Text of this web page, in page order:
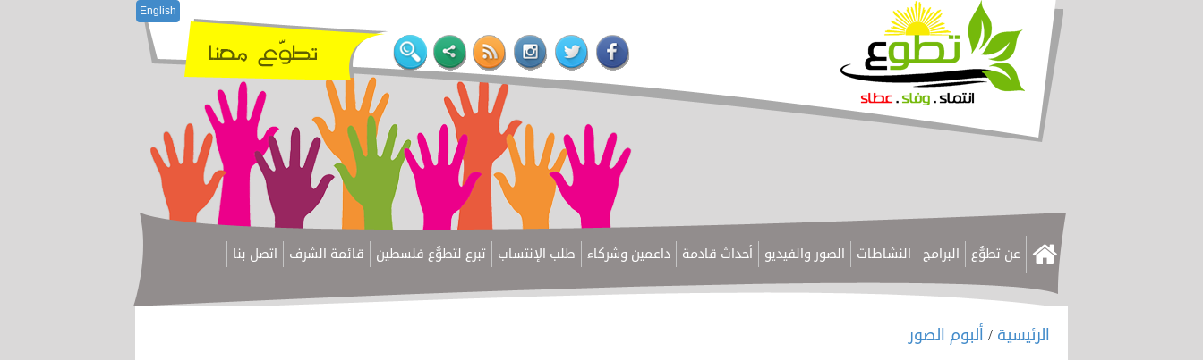
English
عن تطوُّع البرامج النشاطات الصور والفيديو أحداث قادمة داعمين وشركاء طلب الإنتساب تبرع لتطوُّع فلسطين قائمة الشرف اتصل بنا
الرئيسية / ألبوم الصور